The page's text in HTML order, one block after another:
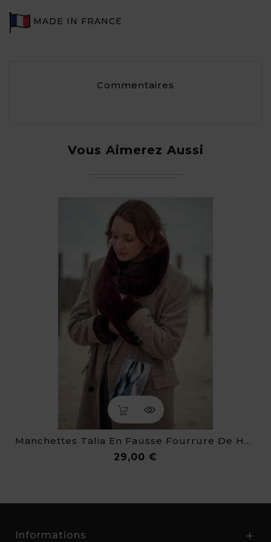
MADE IN FRANCE
Commentaires
Vous Aimerez Aussi
Manchettes Talia En Fausse Fourrure De Haute Qualité
29,00 €
Informations 